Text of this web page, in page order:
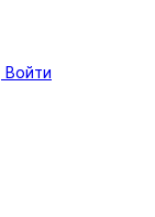
Войти